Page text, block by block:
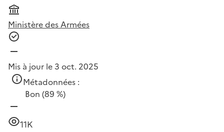
Ministère des Armées
Mis à jour le 3 oct. 2025
Métadonnées :
Bon (89 %)
11K